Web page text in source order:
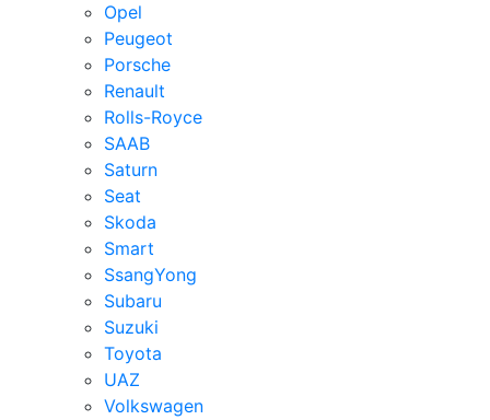
Opel
Peugeot
Porsche
Renault
Rolls-Royce
SAAB
Saturn
Seat
Skoda
Smart
SsangYong
Subaru
Suzuki
Toyota
UAZ
Volkswagen